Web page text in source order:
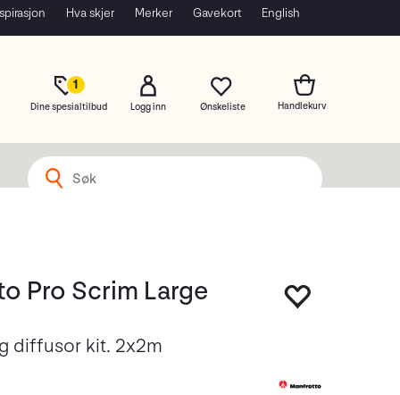
Hva skjer Merker Gavekort English
1
Dine spesialtilbud Logg inn
Pro Scrim Large
diffusor kit. 2x2m